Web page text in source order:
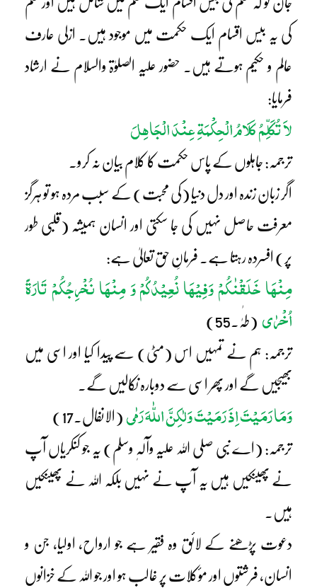
کی یہ بیس اقسام ایک حکمت میں موجود ہیں۔ ازلی عارف
عالم و حکیم ہوتے ہیں۔ حضور علیہ الصلوٰۃ والسلام نے ارشاد
فرمایا:
لاَ تُکَلِّمُ کَلَامُ الْحِکْمَۃِ عِنْدَ الْجَاہِلَ
ترجمہ: جاہلوں کے پاس حکمت کا کلام بیان نہ کرو۔
اگر زبان زندہ اور دل دنیا (کی محبت) کے سبب مردہ ہو تو ہرگز
معرفت حاصل نہیں کی جا سکتی اور انسان ہمیشہ (قلبی طور
پر) افسردہ رہتا ہے۔ فرمانِ حق تعالیٰ ہے:
مِنْھَا خَلَقْنٰکُمْ وَفِیْھَا نُعِیْدُکُمْ وَ مِنْھَا نُخْرِجُکُمْ تَارَۃً
اُخْرٰی (طٰہٰ۔55)
ترجمہ: ہم نے تمہیں اس (مٹی) سے پیدا کیا اور اسی میں
بھیجیں گے اور پھر اسی سے دوبارہ نکالیں گے۔
وَمَا رَمَیْتَ اِذَ رَمَیْتَ وَلٰکِنَّ اللّٰہَ رَمٰی (الانفال۔17)
ترجمہ: (اے نبی صلی اللہ علیہ وآلہٖ وسلم) یہ جو کنکریاں آپ
نے پھینکیں ہیں یہ آپ نے نہیں بلکہ اللہ نے پھینکیں
ہیں۔
دعوت پڑھنے کے لائق وہ فقیر ہے جو ارواح، اولیا، جن و
انسان، فرشتوں اور مؤکلات پر غالب ہو اور جو اللہ کے خزانوں